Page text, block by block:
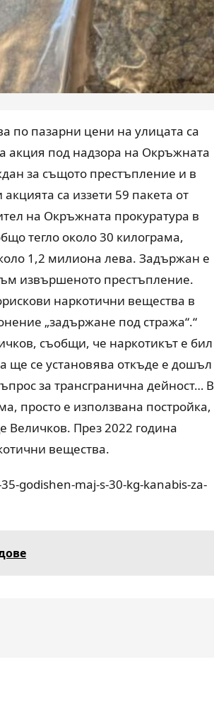
по пазарни цени на улицата са
акция под надзора на Окръжната
за същото престъпление и в
са иззети 59 пакета от
на Окръжната прокуратура в
тегло около 30 килограма,
1,2 милиона лева. Задържан е
извършеното престъпление.
наркотични вещества в
„задържане под стража“.“
съобщи, че наркотикът е бил
ще се установява откъде е дошъл
за трансгранична дейност… В
просто е използвана постройка,
Величков. През 2022 година
вещества.
godishen-maj-s-30-kg-kanabis-za-